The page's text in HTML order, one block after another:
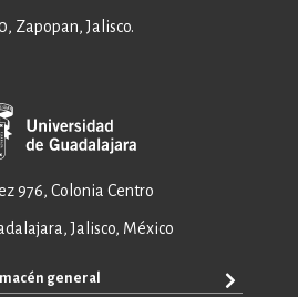
Zapopan, Jalisco.
976, Colonia Centro
Jalisco, México
general